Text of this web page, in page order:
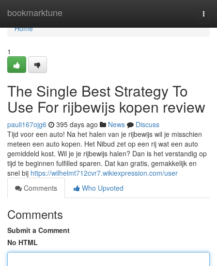
bookmarktune
Home
Home
1
The Single Best Strategy To
Use For rijbewijs kopen review
pauli167ojg6 395 days ago News
Discuss
Tijd voor een auto! Na het halen van je rijbewijs wil je misschien
meteen een auto kopen. Het Nibud zet op een rij wat een auto
gemiddeld kost. Wil je je rijbewijs halen? Dan is het verstandig op
tijd te beginnen fulfilled sparen. Dat kan gratis, gemakkelijk en
snel bij https://wilhelmt712cvr7.wikiexpression.com/user
Comments
Who Upvoted
Comments
Submit a Comment
No HTML